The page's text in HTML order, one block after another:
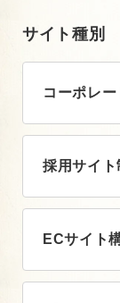
サイト種別
コーポレ
採用サイト
ECサイト